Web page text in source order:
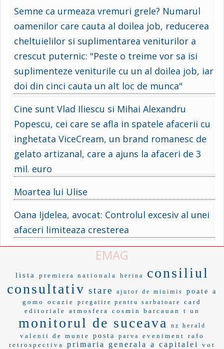
Semne ca urmeaza vremuri grele? Numarul
oamenilor care cauta al doilea job, reducerea
cheltuielilor si suplimentarea veniturilor a
crescut puternic: "Peste o treime vor sa isi
suplimenteze veniturile cu un al doilea job, iar
doi din cinci cauta un alt loc de munca"
Cine sunt Vlad Iliescu si Mihai Alexandru
Popescu, cei care se afla in spatele afacerii cu
inghetata ViceCream, un brand romanesc de
gelato artizanal, care a ajuns la afaceri de 3
mil. euro
Moartea lui Ulise
Oana Ijdelea, avocat: Controlul excesiv al unei
afaceri limiteaza cresterea
EMAG
lista premiera nationala herina
consiliul
consultativ stare ajutor de minimis
poate a
gomo
ocazie pregatire pentru sarbatoare
card
editoriale
atmosfera cosmin barcauan t un
monitorul de suceava nz herald
valenii de munte posta parva eveniment
rafo
retrospectiva
primaria generala a capitalei vot